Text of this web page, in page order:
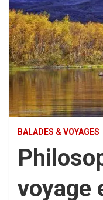
BALADES & VOYAGES
voyage